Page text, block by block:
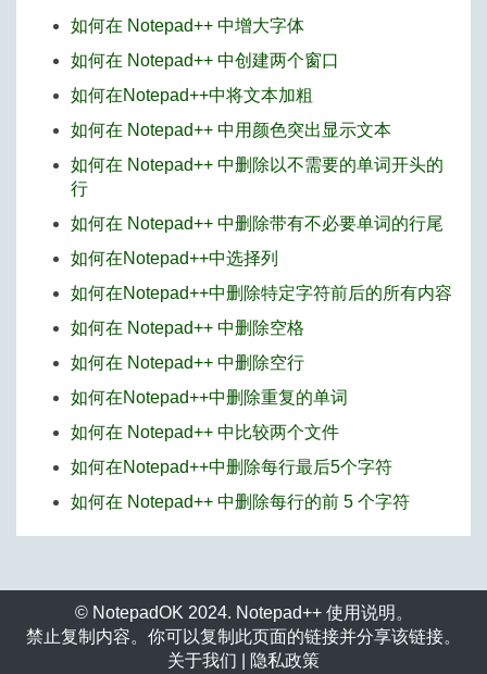
如何在 Notepad++ 中增大字体
如何在 Notepad++ 中创建两个窗口
如何在Notepad++中将文本加粗
如何在 Notepad++ 中用颜色突出显示文本
如何在 Notepad++ 中删除以不需要的单词开头的
行
如何在 Notepad++ 中删除带有不必要单词的行尾
如何在Notepad++中选择列
如何在Notepad++中删除特定字符前后的所有内容
如何在 Notepad++ 中删除空格
如何在 Notepad++ 中删除空行
如何在Notepad++中删除重复的单词
如何在 Notepad++ 中比较两个文件
如何在Notepad++中删除每行最后5个字符
如何在 Notepad++ 中删除每行的前 5 个字符
© NotepadOK 2024. Notepad++ 使用说明。
禁止复制内容。你可以复制此页面的链接并分享该链接。
关于我们
隐私政策